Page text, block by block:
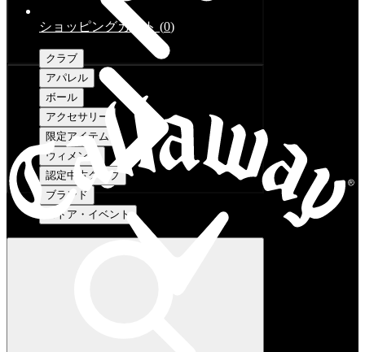
ショッピングカート (0)
クラブ
アパレル
ボール
アクセサリー
限定アイテム
ウィメンズ
認定中古クラブ
ブランド
ストア・イベント